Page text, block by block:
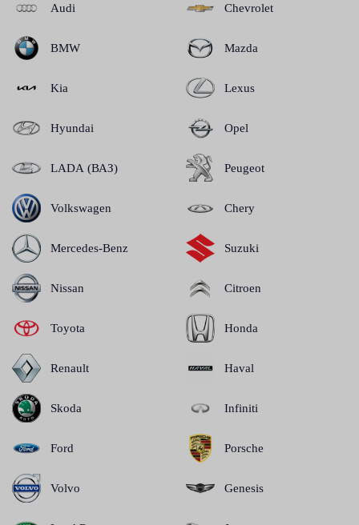
Audi
BMW
Kia
Hyundai
LADA (ВАЗ)
Volkswagen
Mercedes-Benz
Nissan
Toyota
Renault
Skoda
Ford
Volvo
Chevrolet
Mazda
Lexus
Opel
Peugeot
Chery
Suzuki
Citroen
Honda
Haval
Infiniti
Porsche
Genesis